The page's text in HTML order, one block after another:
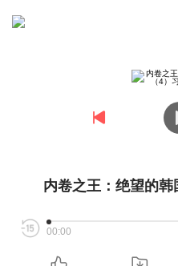
内卷之王：绝望的韩
00:00